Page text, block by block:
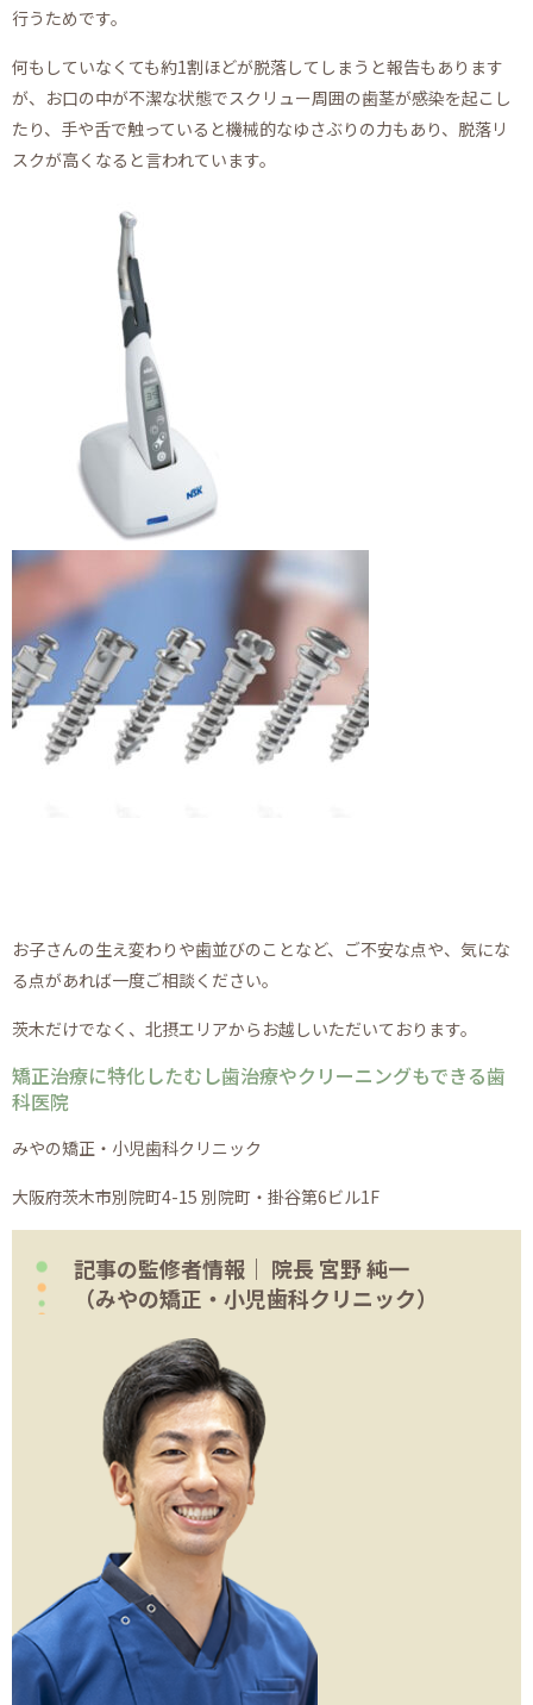
行うためです。
何もしていなくても約1割ほどが脱落してしまうと報告もあります
が、お口の中が不潔な状態でスクリュー周囲の歯茎が感染を起こし
たり、手や舌で触っていると機械的なゆさぶりの力もあり、脱落リ
スクが高くなると言われています。
お子さんの生え変わりや歯並びのことなど、ご不安な点や、気にな
る点があれば一度ご相談ください。
茨木だけでなく、北摂エリアからお越しいただいております。
矯正治療に特化したむし歯治療やクリーニングもできる歯
科医院
みやの矯正・小児歯科クリニック
大阪府茨木市別院町4-15 別院町・掛谷第6ビル1F
記事の監修者情報｜ 院長 宮野 純一
（みやの矯正・小児歯科クリニック）